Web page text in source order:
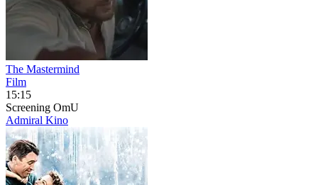
The Mastermind
Film
15:15
Screening OmU
Admiral Kino